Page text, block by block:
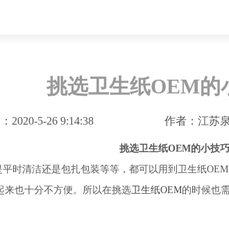
挑选卫生纸OEM的
作者：江苏
2020-5-26 9:14:38
挑选卫生纸OEM的小技巧
清洁还是包扎包装等等，都可以用到卫生纸
来也十分不方便。所以在挑选卫生纸OEM的时候也